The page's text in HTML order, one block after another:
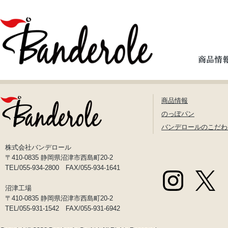
株式会社バンデロール
〒410-0835 静岡県沼津市西島町20-2
TEL/055-934-2800 FAX/055-934-1641
沼津工場
〒410-0835 静岡県沼津市西島町20-2
TEL/055-931-1542 FAX/055-931-6942
商品情報
のっぽパン
バンデロールのこだ